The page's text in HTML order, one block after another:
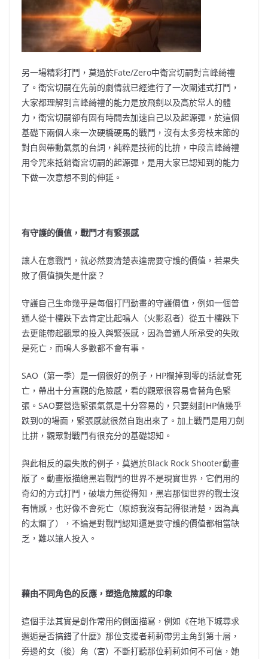
另一場精彩打鬥，莫過於Fate/Zero中衛宮切嗣對言峰綺禮
了。衛宮切嗣在先前的劇情就已經進行了一次闡述式打鬥，
大家都理解到言峰綺禮的能力是放飛劍以及高於常人的體
力，衛宮切嗣卻有固有時間去加速自己以及起源彈，於這個
基礎下兩個人來一次硬橋硬馬的戰鬥，沒有太多旁枝末節的
對白與帶動氣氛的台詞，純粹是技術的比拚，中段言峰綺禮
用令咒來抵銷衛宮切嗣的起源彈，是用大家已認知到的能力
下做一次意想不到的伸延。
有守護的價值，戰鬥才有緊張感
讓人在意戰鬥，就必然要清楚表達需要守護的價值，若果失
敗了價值損失是什麼？
守護自己生命幾乎是每個打鬥動畫的守護價值，例如一個普
通人從十樓跌下去肯定比起鳴人（火影忍者）從五十樓跌下
去更能帶起觀眾的投入與緊張感，因為普通人所承受的失敗
是死亡，而鳴人多數都不會有事。
SAO（第一季）是一個很好的例子，HP欄掉到零的話就會死
亡，帶出十分直觀的危險感，看的觀眾很容易會替角色緊
張。SAO要營造緊張氣氛是十分容易的，只要刻劃HP值幾乎
跌到0的場面，緊張感就很然自跑出來了。加上戰鬥是用刀劍
比拼，觀眾對戰鬥有很充分的基礎認知。
與此相反的最失敗的例子，莫過於Black Rock Shooter動畫
版了。動畫版描繪黑岩戰鬥的世界不是現實世界，它們用的
奇幻的方式打鬥，破壞力無從得知，黑岩那個世界的戰士沒
有情感，也好像不會死亡（原諒我沒有記得很清楚，因為真
的太爛了），不論是對戰鬥認知還是要守護的價值都相當缺
乏，難以讓人投入。
藉由不同角色的反應，塑造危險感的印象
這個手法其實是創作常用的側面描寫，例如《在地下城尋求
邂逅是否搞錯了什麼》那位支援者莉莉帶男主角到第十層，
旁邊的女（後）角（宮）不斷打聽那位莉莉如何不可信，她